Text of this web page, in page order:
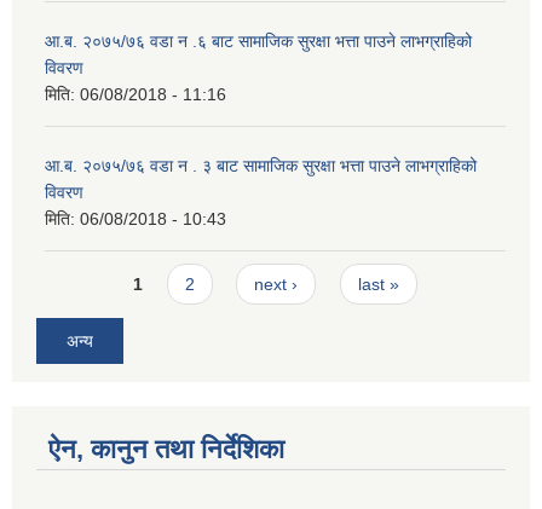
आ.ब. २०७५/७६ वडा न .६ बाट सामाजिक सुरक्षा भत्ता पाउने लाभग्राहिको
विवरण
मिति: 06/08/2018 - 11:16
आ.ब. २०७५/७६ वडा न . ३ बाट सामाजिक सुरक्षा भत्ता पाउने लाभग्राहिको
विवरण
मिति: 06/08/2018 - 10:43
Pages1 2 next › last »
अन्य
ऐन, कानुन तथा निर्देशिका